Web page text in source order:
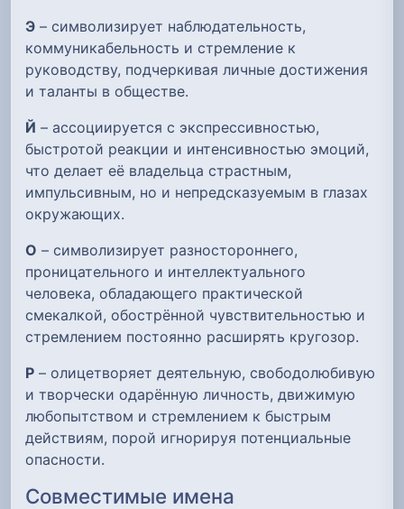
Э – символизирует наблюдательность,
коммуникабельность и стремление к
руководству, подчеркивая личные достижения
и таланты в обществе.
Й – ассоциируется с экспрессивностью,
быстротой реакции и интенсивностью эмоций,
что делает её владельца страстным,
импульсивным, но и непредсказуемым в глазах
окружающих.
О – символизирует разностороннего,
проницательного и интеллектуального
человека, обладающего практической
смекалкой, обострённой чувствительностью и
стремлением постоянно расширять кругозор.
Р – олицетворяет деятельную, свободолюбивую
и творчески одарённую личность, движимую
любопытством и стремлением к быстрым
действиям, порой игнорируя потенциальные
опасности.
Совместимые имена